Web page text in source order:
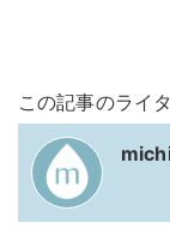
この記事のライ